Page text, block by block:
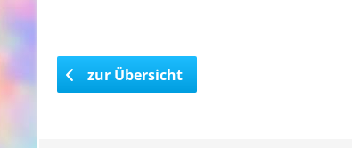
zur Übersicht